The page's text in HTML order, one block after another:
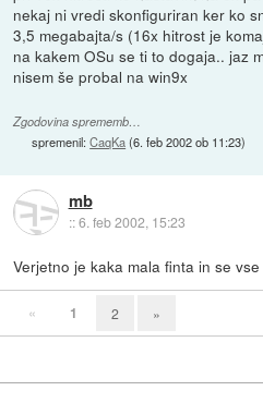
nekaj ni vredi skonfiguriran ker ko
3,5 megabajta/s (16x hitrost je
na kakem OSu se ti to dogaja.. jaz
nisem še probal na win9x
Zgodovina sprememb…
spremenil:CaqKa(6. feb 2002 ob 11:23)
mb
::6. feb 2002, 15:23
Verjetno je kaka mala finta in se
« 1 2 »